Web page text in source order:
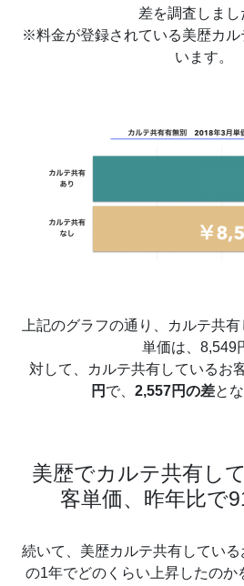
差を調査しまし
※料金が登録されている美歴カル
います。
上記のグラフの通り、カルテ共
単価は、8,549
対して、カルテ共有しているお
円 で、 2,557円の差と
美歴でカルテ共有し
客単価、昨年比で
続いて、美歴カルテ共有している
の1年でどのくらい上昇したのか